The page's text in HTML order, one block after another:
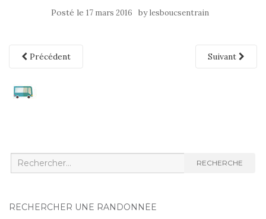
Posté le 17 mars 2016 bylesboucsentrain
Précédent Suivant
Recherche
RECHERCHE
RECHERCHER UNE RANDONNÉE